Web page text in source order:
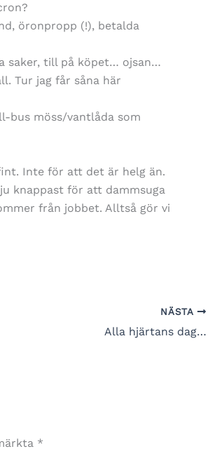
öronpropp (!), betalda
saker, till på köpet… ojsan…
Tur jag får såna här
bus möss/vantlåda som
Inte för att det är helg än.
knappast för att dammsuga
från jobbet. Alltså gör vi
NÄSTA
Alla hjärtans dag…
*